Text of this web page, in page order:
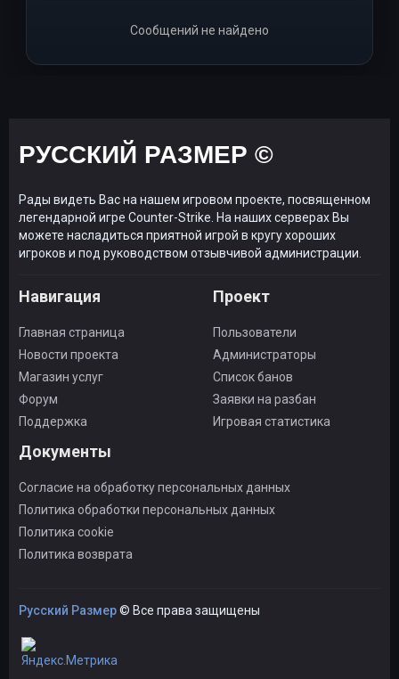
Сообщений не найдено
РУССКИЙ РАЗМЕР ©
Рады видеть Вас на нашем игровом проекте, посвященном
легендарной игре Counter-Strike. На наших серверах Вы
можете насладиться приятной игрой в кругу хороших
игроков и под руководством отзывчивой администрации.
Навигация
Главная страница
Новости проекта
Магазин услуг
Форум
Поддержка
Проект
Пользователи
Администраторы
Список банов
Заявки на разбан
Игровая статистика
Документы
Согласие на обработку персональных данных
Политика обработки персональных данных
Политика cookie
Политика возврата
Русский Размер© Все права защищены